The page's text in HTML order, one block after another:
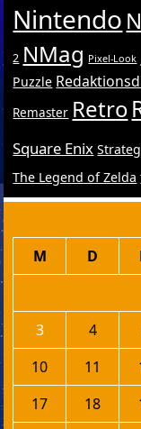
Nintendo
2 NMag Pixel-Look
Puzzle
Remaster Retro
Square Enix
The Legend of Zelda
M D
3
4
10
11
17
18